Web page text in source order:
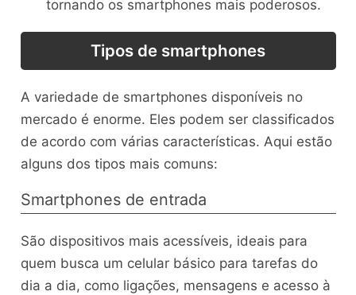
tornando os smartphones mais poderosos.
Tipos de smartphones
A variedade de smartphones disponíveis no
mercado é enorme. Eles podem ser classificados
de acordo com várias características. Aqui estão
alguns dos tipos mais comuns:
Smartphones de entrada
São dispositivos mais acessíveis, ideais para
quem busca um celular básico para tarefas do
dia a dia, como ligações, mensagens e acesso à